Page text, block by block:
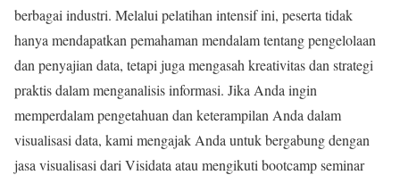
berbagai industri. Melalui pelatihan intensif ini, peserta tidak
hanya mendapatkan pemahaman mendalam tentang pengelolaan
dan penyajian data, tetapi juga mengasah kreativitas dan strategi
praktis dalam menganalisis informasi. Jika Anda ingin
memperdalam pengetahuan dan keterampilan Anda dalam
visualisasi data, kami mengajak Anda untuk bergabung dengan
jasa visualisasi dari Visidata atau mengikuti bootcamp seminar